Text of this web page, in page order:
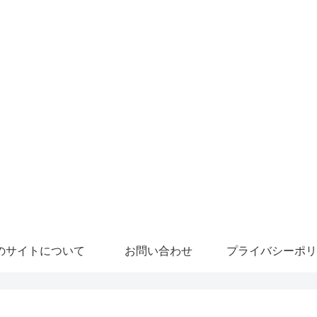
サイトについて お問い合わせ プライバシーポ